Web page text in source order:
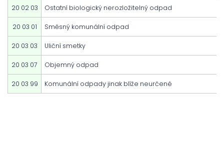
20 02 03 Ostatní biologický nerozložitelný odpad
20 03 01 Směsný komunální odpad
20 03 03 Uliční smetky
20 03 07 Objemný odpad
20 03 99 Komunální odpady jinak blíže neurčené